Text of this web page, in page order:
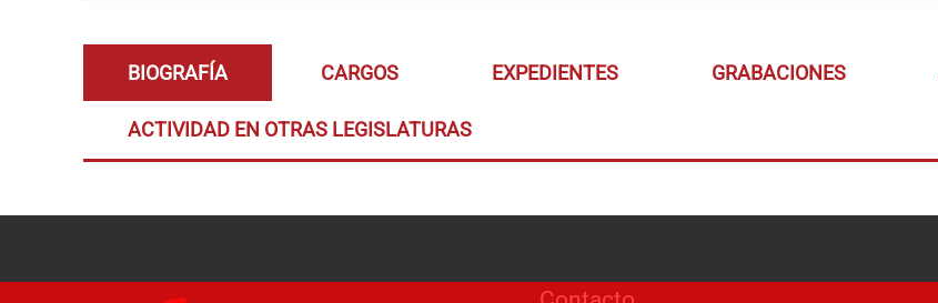
BIOGRAFÍA CARGOS EXPEDIENTES GRABACIONES
ACTIVIDAD EN OTRAS LEGISLATURAS